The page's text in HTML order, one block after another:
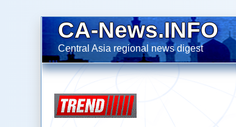
CA-News.INFO
Central Asia regional news digest